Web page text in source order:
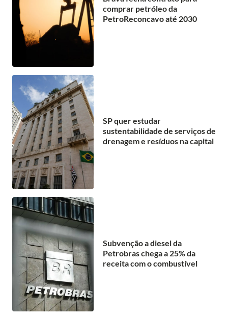
comprar petróleo da
PetroReconcavo até 2030
SP quer estudar
sustentabilidade de serviços de
drenagem e resíduos na capital
Subvenção a diesel da
Petrobras chega a 25% da
receita com o combustível